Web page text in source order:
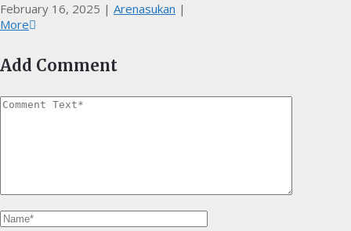
February 16, 2025 | Arenasukan |
More
Add Comment